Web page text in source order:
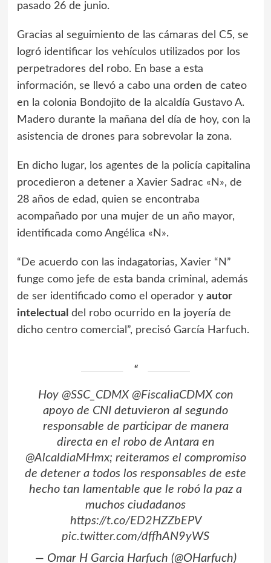
pasado 26 de junio.
Gracias al seguimiento de las cámaras del C5, se
logró identificar los vehículos utilizados por los
perpetradores del robo. En base a esta
información, se llevó a cabo una orden de cateo
en la colonia Bondojito de la alcaldía Gustavo A.
Madero durante la mañana del día de hoy, con la
asistencia de drones para sobrevolar la zona.
En dicho lugar, los agentes de la policía capitalina
procedieron a detener a Xavier Sadrac «N», de
28 años de edad, quien se encontraba
acompañado por una mujer de un año mayor,
identificada como Angélica «N».
“De acuerdo con las indagatorias, Xavier “N”
funge como jefe de esta banda criminal, además
de ser identificado como el operador y autor
intelectual del robo ocurrido en la joyería de
dicho centro comercial”, precisó García Harfuch.
Hoy @SSC_CDMX @FiscaliaCDMXcon
apoyo de CNI detuvieron al segundo
responsable de participar de manera
directa en el robo de Antara en
@AlcaldiaMHmx; reiteramos el compromiso
de detener a todos los responsables de este
hecho tan lamentable que le robó la paz a
muchos ciudadanos
https://t.co/ED2HZZbEPV
pic.twitter.com/dffhAN9yWS
— Omar H Garcia Harfuch (@OHarfuch)